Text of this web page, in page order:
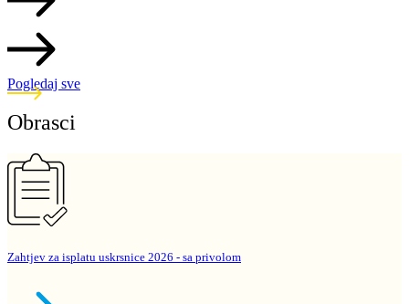
Pogledaj sve
Obrasci
Zahtjev za isplatu uskrsnice 2026 - sa privolom